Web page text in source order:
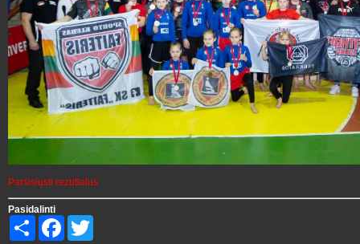
Parsisiųsti rezutlatus
Pasidalinti
Share
Facebook